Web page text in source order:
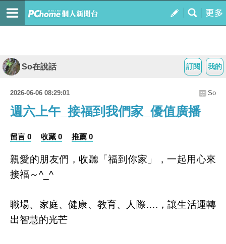
我的
訂閱
So在說話
2026-06-06 08:29:01 So
週六上午_接福到我們家_優值廣播
留言 0 收藏 0 推薦 0
親愛的朋友們，收聽「福到你家」，一起用心來
接福～^_^
職場、家庭、健康、教育、人際….，讓生活運轉
出智慧的光芒